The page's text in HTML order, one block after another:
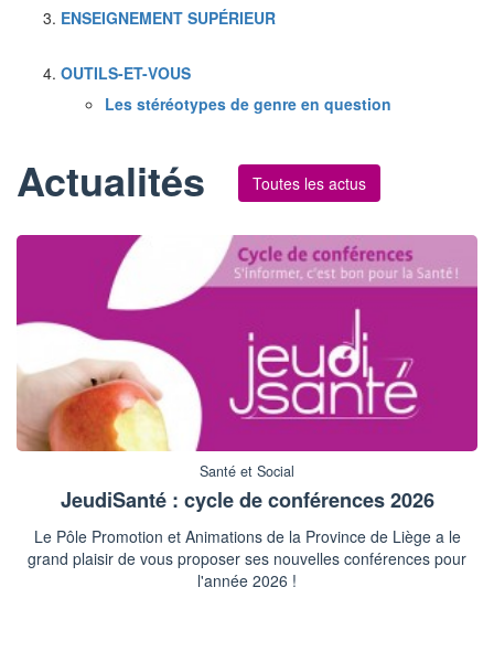
ENSEIGNEMENT SUPÉRIEUR
OUTILS-ET-VOUS
Les stéréotypes de genre en question
Actualités Toutes les actus
Santé et Social
JeudiSanté : cycle de conférences 2026
Le Pôle Promotion et Animations de la Province de Liège a le
grand plaisir de vous proposer ses nouvelles conférences pour
l'année 2026 !